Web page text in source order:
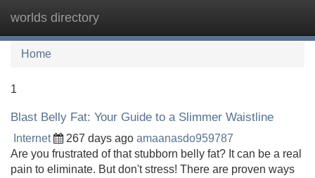
worlds directory
Home
1
Blast Belly Fat: Your Guide to a Slimmer Waistline
Internet 267 days ago amaanasdo959787
Are you frustrated of that stubborn belly fat? It can be a real
pain to eliminate. But don't stress! There are proven ways